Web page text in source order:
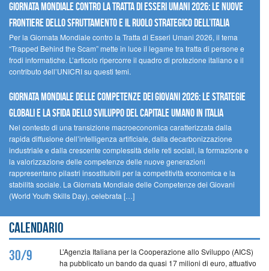
GIORNATA MONDIALE CONTRO LA TRATTA DI ESSERI UMANI 2026: LE NUOVE
FRONTIERE DELLO SFRUTTAMENTO E IL RUOLO STRATEGICO DELL’ITALIA
Per la Giornata Mondiale contro la Tratta di Esseri Umani 2026, il tema
“Trapped Behind the Scam” mette in luce il legame tra tratta di persone e
frodi informatiche. L’articolo ripercorre il quadro di protezione italiano e il
contributo dell’UNICRI su questi temi.
GIORNATA MONDIALE DELLE COMPETENZE DEI GIOVANI 2026: LE STRATEGIE
GLOBALI E LA SFIDA DELLO SVILUPPO DEL CAPITALE UMANO IN ITALIA
Nel contesto di una transizione macroeconomica caratterizzata dalla
rapida diffusione dell’intelligenza artificiale, dalla decarbonizzazione
industriale e dalla crescente complessità delle reti sociali, la formazione e
la valorizzazione delle competenze delle nuove generazioni
rappresentano pilastri insostituibili per la competitività economica e la
stabilità sociale. La Giornata Mondiale delle Competenze dei Giovani
(World Youth Skills Day), celebrata […]
Calendario
30/9
L’Agenzia Italiana per la Cooperazione allo Sviluppo (AICS)
ha pubblicato un bando da quasi 17 milioni di euro, attuativo